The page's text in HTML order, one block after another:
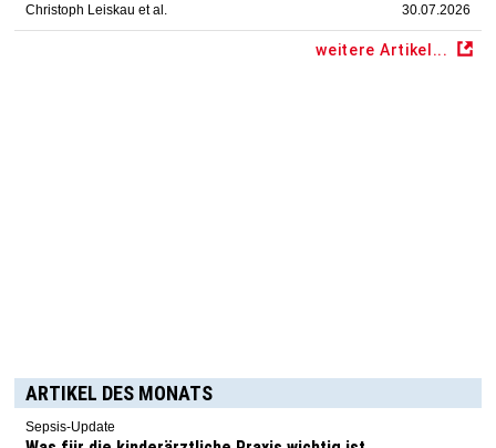
Christoph Leiskau et al. 30.07.2026
weitere Artikel...
ARTIKEL DES MONATS
Sepsis-Update